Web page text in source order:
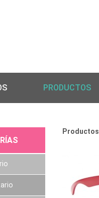
PRODUCTOS
Productos